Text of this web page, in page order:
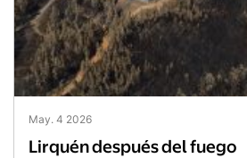
May. 4 2026
Lirquén después del fuego